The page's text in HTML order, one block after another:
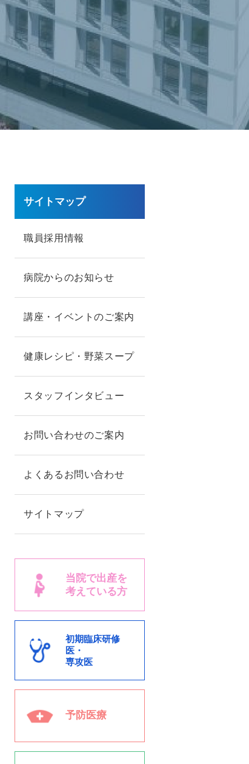
サイトマップ
職員採用情報
病院からのお知らせ
講座・イベントのご案内
健康レシピ・野菜スープ
スタッフインタビュー
お問い合わせのご案内
よくあるお問い合わせ
サイトマップ
当院で出産を
考えている方
初期臨床研修
医・
専攻医
予防医療